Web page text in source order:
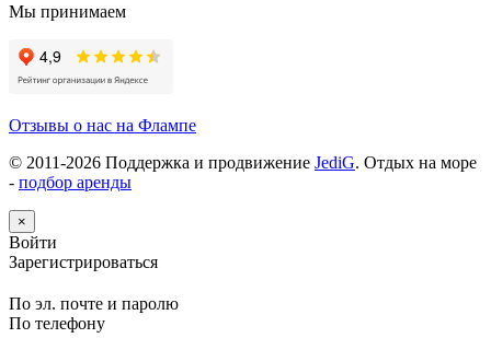
Мы принимаем
Отзывы о нас на Флампе
© 2011-2026 Поддержка и продвижение JediG. Отдых на море
- подбор аренды
×
Войти
Зарегистрироваться
По эл. почте и паролю
По телефону